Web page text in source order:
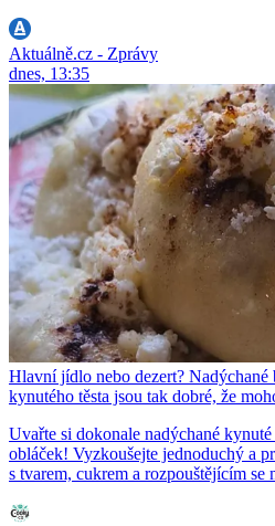
Aktuálně.cz - Zprávy
dnes, 13:35
Hlavní jídlo nebo dezert?
kynutého těsta jsou tak dobré, že
Uvařte si dokonale nadýchané
obláček! Vyzkoušejte jednoduchý a
s tvarem, cukrem a rozpouštějícím se